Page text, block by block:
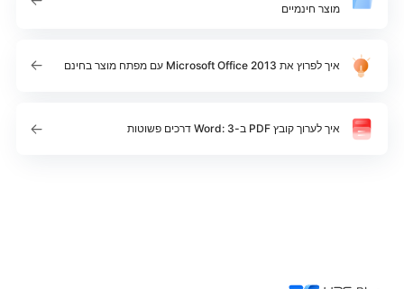
מוצר חינמיים
איך לפרוץ את Microsoft Office 2013 עם מפתח מוצר בחינם
איך לערוך קובץ PDF ב-Word: 3 דרכים פשוטות